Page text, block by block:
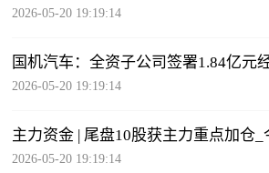
2026-05-20 19:19:14
国机汽车：全资子公司签署1.84亿元
2026-05-20 19:19:14
主力资金 | 尾盘10股获主力重点加仓_
2026-05-20 19:19:14